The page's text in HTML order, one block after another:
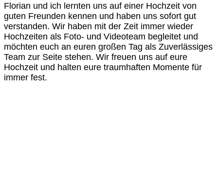
Florian und ich lernten uns auf einer Hochzeit von
guten Freunden kennen und haben uns sofort gut
verstanden. Wir haben mit der Zeit immer wieder
Hochzeiten als Foto- und Videoteam begleitet und
möchten euch an euren großen Tag als Zuverlässiges
Team zur Seite stehen. Wir freuen uns auf eure
Hochzeit und halten eure traumhaften Momente für
immer fest.